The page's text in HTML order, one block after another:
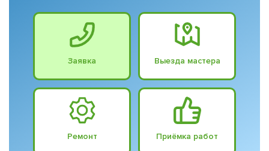
Заявка Выезда мастера
Ремонт Приёмка работ